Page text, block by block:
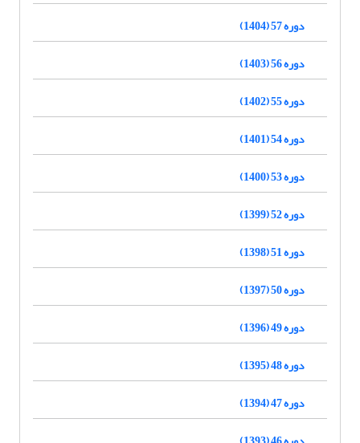
دوره 57 (1404)
دوره 56 (1403)
دوره 55 (1402)
دوره 54 (1401)
دوره 53 (1400)
دوره 52 (1399)
دوره 51 (1398)
دوره 50 (1397)
دوره 49 (1396)
دوره 48 (1395)
دوره 47 (1394)